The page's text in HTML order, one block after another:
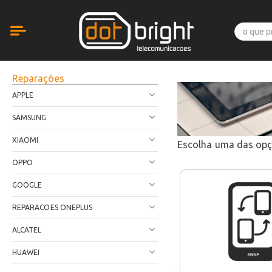
Reparações
APPLE
SAMSUNG
XIAOMI
OPPO
GOOGLE
REPARACOES ONEPLUS
ALCATEL
HUAWEI
Escolha uma das